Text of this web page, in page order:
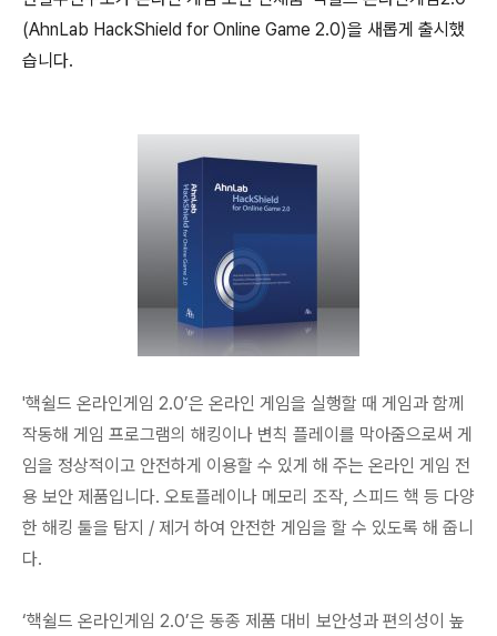
(AhnLab HackShield for Online Game 2.0)을 새롭게 출시했
습니다.
'핵쉴드 온라인게임 2.0’은 온라인 게임을 실행할 때 게임과 함께
작동해 게임 프로그램의 해킹이나 변칙 플레이를 막아줌으로써 게
임을 정상적이고 안전하게 이용할 수 있게 해 주는 온라인 게임 전
용 보안 제품입니다. 오토플레이나 메모리 조작, 스피드 핵 등 다양
한 해킹 툴을 탐지 / 제거 하여 안전한 게임을 할 수 있도록 해 줍니
다.
‘핵쉴드 온라인게임 2.0’은 동종 제품 대비 보안성과 편의성이 높